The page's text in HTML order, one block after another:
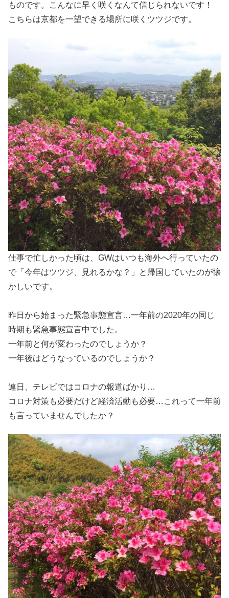
ものです。こんなに早く咲くなんて信じられないです！
こちらは京都を一望できる場所に咲くツツジです。
仕事で忙しかった頃は、GWはいつも海外へ行っていたの
で「今年はツツジ、見れるかな？」と帰国していたのが懐
かしいです。
昨日から始まった緊急事態宣言…一年前の2020年の同じ
時期も緊急事態宣言中でした。
一年前と何が変わったのでしょうか？
一年後はどうなっているのでしょうか？
連日、テレビではコロナの報道ばかり…
コロナ対策も必要だけど経済活動も必要…これって一年前
も言っていませんでしたか？